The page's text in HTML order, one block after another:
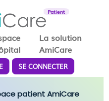
Patient
La solution
AmiCare
SE CONNECTER
patient AmiCare